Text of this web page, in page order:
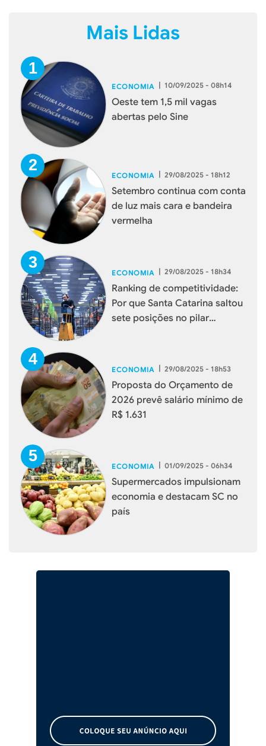
Mais Lidas
ECONOMIA | 10/09/2025 - 08h14
Oeste tem 1,5 mil vagas
abertas pelo Sine
ECONOMIA | 29/08/2025 - 18h12
Setembro continua com conta
de luz mais cara e bandeira
vermelha
ECONOMIA | 29/08/2025 - 18h34
Ranking de competitividade:
Por que Santa Catarina saltou
sete posições no pilar
ECONOMIA | 29/08/2025 - 18h53
Proposta do Orçamento de
2026 prevê salário mínimo de
R$ 1.631
ECONOMIA 01/09/2025 - 06h34
Supermercados impulsionam
economia e destacam SC no
país